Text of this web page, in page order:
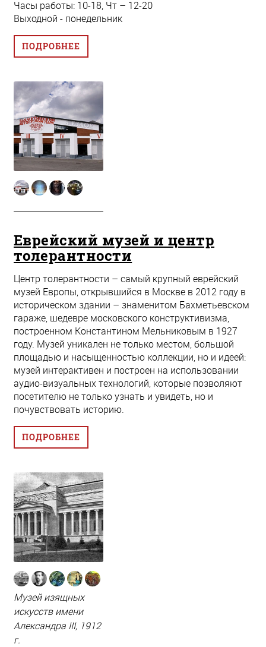
Часы работы: 10-18, Чт – 12-20
Выходной - понедельник
ПОДРОБНЕЕ
Еврейский музей и центр
толерантности
Центр толерантности – самый крупный еврейский
музей Европы, открывшийся в Москве в 2012 году в
историческом здании – знаменитом Бахметьевском
гараже, шедевре московского конструктивизма,
построенном Константином Мельниковым в 1927
году. Музей уникален не только местом, большой
площадью и насыщенностью коллекции, но и идеей:
музей интерактивен и построен на использовании
аудио-визуальных технологий, которые позволяют
посетителю не только узнать и увидеть, но и
почувствовать историю.
ПОДРОБНЕЕ
Музей изящных
искусств имени
Александра III, 1912
г.